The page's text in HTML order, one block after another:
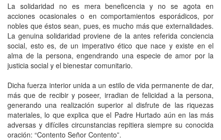
La solidaridad no es mera beneficencia y no se agota en
acciones ocasionales o en comportamientos esporádicos, por
nobles que éstos sean, pues, es mucho más que externalidades.
La genuina solidaridad proviene de la antes referida conciencia
social, esto es, de un imperativo ético que nace y existe en el
alma de la persona, engendrando una especie de amor por la
justicia social y el bienestar comunitario.
Dicha fuerza interior unida a un estilo de vida permanente de dar,
más que de recibir y poseer, irradian de felicidad a la persona,
generando una realización superior al disfrute de las riquezas
materiales, lo que explica que el Padre Hurtado aún en las más
adversas y difíciles circunstancias repitiera siempre su conocida
oración: “Contento Señor Contento”.